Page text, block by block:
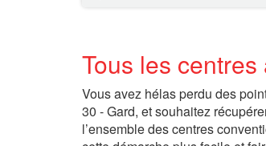
Tous les
Vous avez hélas perdu des
30 - Gard, et souhaitez
l’ensemble des centres